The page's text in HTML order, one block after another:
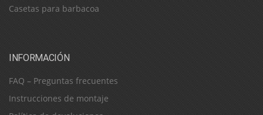
Casetas para barbacoa
INFORMACIÓN
FAQ – Preguntas frecuentes
Instrucciones de montaje